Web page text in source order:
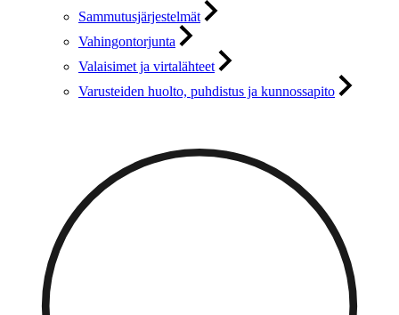
Sammutusjärjestelmät
Vahingontorjunta
Valaisimet ja virtalähteet
Varusteiden huolto, puhdistus ja kunnossapito